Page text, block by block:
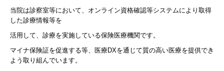
当院は診察室等において、オンライン資格確認等システムにより取得
した診療情報等を
活用 して、診療を実施している保険医療機関です。
マイナ保険証を促進する等、医療DXを通じて質の高い医療を提供でき
よう取り組んでいます。